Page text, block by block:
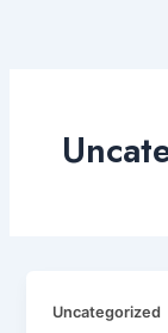
Uncategorized